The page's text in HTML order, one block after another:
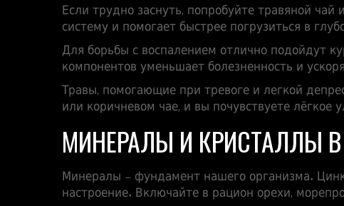
Если трудно заснуть, попробуйте травяной
систему и помогает быстрее погрузиться в
Для борьбы с воспалением отлично подойдут
компонентов уменьшает болезненность и
Травы, помогающие при тревоге и легкой
или коричневом чае, и вы почувствуете лёгкое
МИНЕРАЛЫ И КРИСТАЛЛЫ
Минералы – фундамент нашего организма.
настроение. Включайте в рацион орехи,